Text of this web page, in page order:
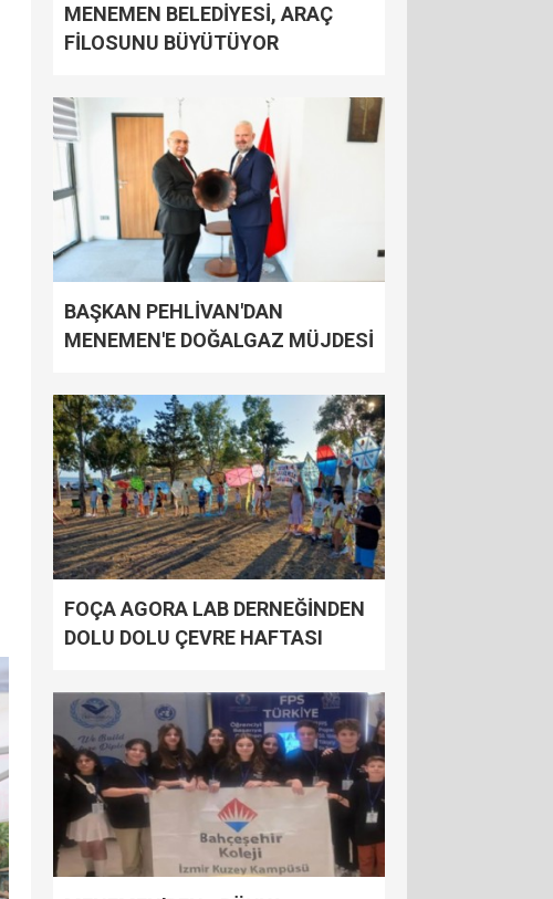
MENEMEN BELEDİYESİ, ARAÇ
FİLOSUNU BÜYÜTÜYOR
BAŞKAN PEHLİVAN'DAN
MENEMEN'E DOĞALGAZ MÜJDESİ
FOÇA AGORA LAB DERNEĞİNDEN
DOLU DOLU ÇEVRE HAFTASI